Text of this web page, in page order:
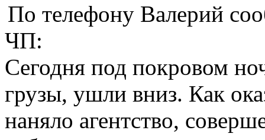
По телефону Валерий
ЧП:
Сегодня под покровом
грузы, ушли вниз. Как
наняло агентство,